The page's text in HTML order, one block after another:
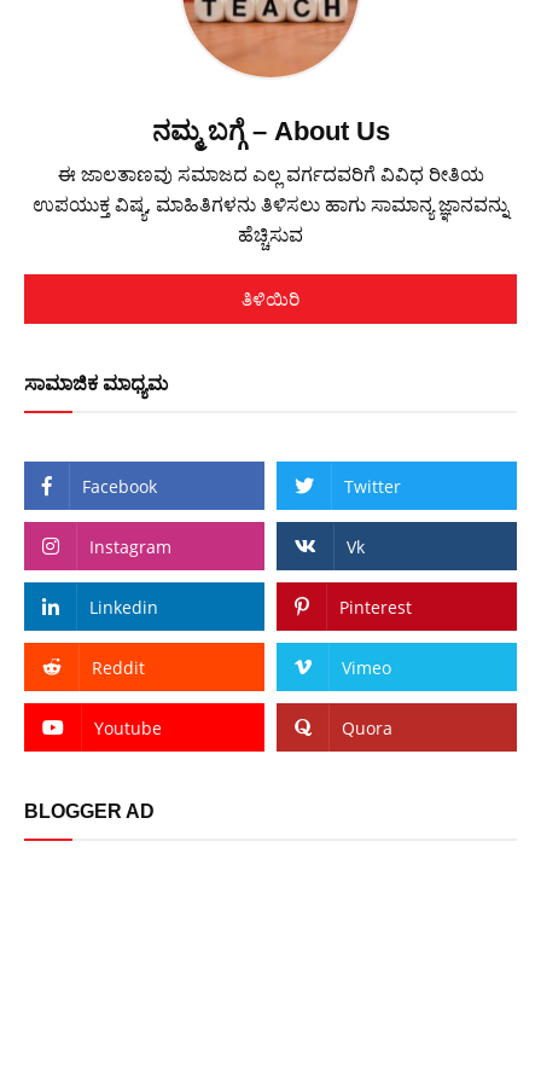
ನಮ್ಮ ಬಗ್ಗೆ – About Us
ಈ ಜಾಲತಾಣವು ಸಮಾಜದ ಎಲ್ಲ ವರ್ಗದವರಿಗೆ ವಿವಿಧ ರೀತಿಯ
ಉಪಯುಕ್ತ ವಿಷ್ಯ, ಮಾಹಿತಿಗಳನು ತಿಳಿಸಲು ಹಾಗು ಸಾಮಾನ್ಯ ಜ್ಞಾನವನ್ನು
ಹೆಚ್ಚಿಸುವ
ತಿಳಿಯಿರಿ
ಸಾಮಾಜಿಕ ಮಾಧ್ಯಮ
Facebook Twitter
Instagram Vk
Linkedin Pinterest
Reddit Vimeo
Youtube Quora
BLOGGER AD